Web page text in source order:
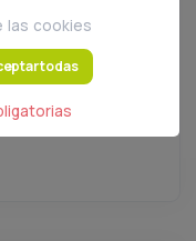
de todos
que se
autor
las cookies
todas